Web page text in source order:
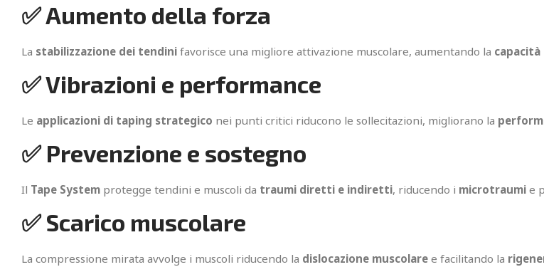
✅ Aumento della forza
La stabilizzazione dei tendini favorisce una migliore attivazione muscolare, aumentando la
✅ Vibrazioni e performance
Le applicazioni di taping strategico nei punti critici riducono le sollecitazioni, migliorano la
✅ Prevenzione e sostegno
Il Tape System protegge tendini e muscoli da traumi diretti e indiretti, riducendo i microtraumi e
✅ Scarico muscolare
La compressione mirata avvolge i muscoli riducendo la dislocazione muscolare e facilitando la